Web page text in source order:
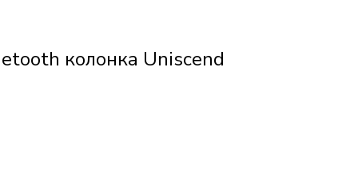
колонка Uniscend